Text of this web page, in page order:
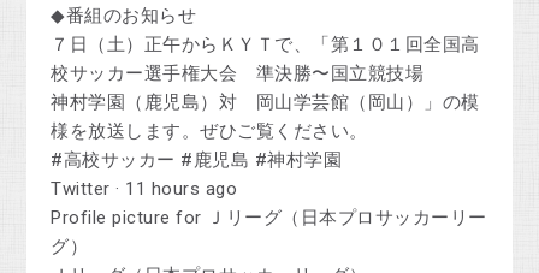
◆番組のお知らせ
７日（土）正午からＫＹＴで、「第１０１回全国高
校サッカー選手権大会 準決勝〜国立競技場
神村学園（鹿児島）対 岡山学芸館（岡山）」の模
様を放送します。ぜひご覧ください。
#高校サッカー #鹿児島 #神村学園
Twitter · 11 hours ago
Profile picture for Ｊリーグ（日本プロサッカーリー
グ）